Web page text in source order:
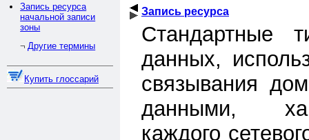
Запись ресурса
начальной записи
зоны
¬ Другие термины
Купить глоссарий
Запись ресурса
Стандартные
данных,
связывания
данными,
каждого